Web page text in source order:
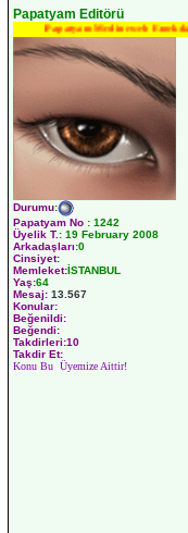
Papatyam Editörü
Papatyam Medineweb Emekdarı
Durumu:
Papatyam No : 1242
Üyelik T. : 19 February 2008
Arkadaşları:0
Cinsiyet:
Memleket:İSTANBUL
Yaş:64
Mesaj: 13.567
Konular:
Beğenildi:
Beğendi:
Takdirleri:10
Takdir Et:
Konu Bu Üyemize Aittir!